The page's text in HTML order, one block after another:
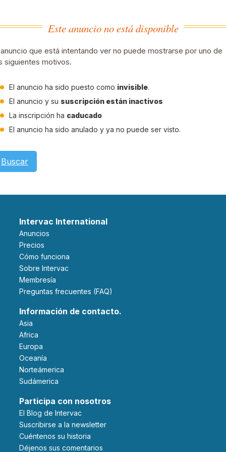
Este anuncio no está disponible
que está intentando ver no puede mostrarse por uno de
siguientes motivos.
El anuncio ha sido puesto como invisible.
El anuncio y su suscripción están inactivos
La inscripción ha caducado
El anuncio ha sido anulado y ya no puede ser visto.
Buscar
Intervac International
Anuncios
Precios
Cómo funciona
Sobre Intervac
Membresía
Preguntas frecuentes (FAQ)
Información de contacto.
Asia
Africa
Europa
Oceanía
Norteámerica
Sudámerica
Participa con nosotros
El Blog de Intervac
Suscribirse a la newsletter
Cuéntenos su historia
Déjenos sus comentarios